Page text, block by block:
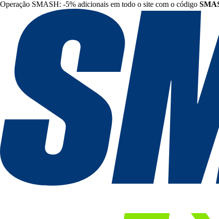
Operação SMASH: -5% adicionais em todo o site com o código